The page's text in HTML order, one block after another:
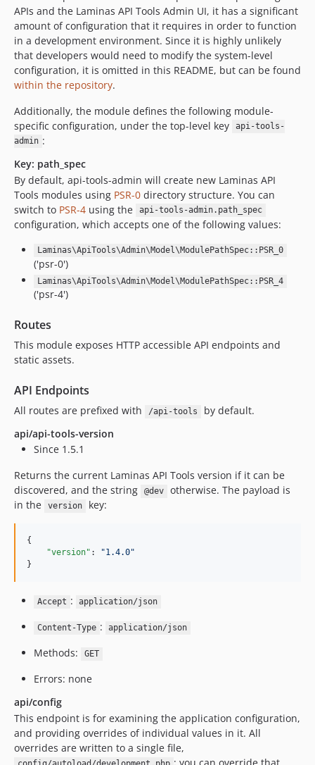
APIs and the Laminas API Tools Admin UI, it has a significant
amount of configuration that it requires in order to function
in a development environment. Since it is highly unlikely
that developers would need to modify the system-level
configuration, it is omitted in this README, but can be found
within the repository.
Additionally, the module defines the following module-
specific configuration, under the top-level key
api-tools-
admin :
Key: path_spec
By default, api-tools-admin will create new Laminas API
Tools modules using PSR-0 directory structure. You can
switch to PSR-4 using the api-tools-admin.path_spec
configuration, which accepts one of the following values:
Laminas\ApiTools\Admin\Model\ModulePathSpec::PSR_0
('psr-0')
Laminas\ApiTools\Admin\Model\ModulePathSpec::PSR_4
('psr-4')
Routes
This module exposes HTTP accessible API endpoints and
static assets.
API Endpoints
All routes are prefixed with /api-tools
by default.
api/api-tools-version
Since 1.5.1
Returns the current Laminas API Tools version if it can be
discovered, and the string
@dev
otherwise. The payload is
in the
version key:
{
"version" : "1.4.0"
}
Accept : application/json
Content-Type : application/json
Methods: GET
Errors: none
api/config
This endpoint is for examining the application configuration,
and providing overrides of individual values in it. All
overrides are written to a single file,